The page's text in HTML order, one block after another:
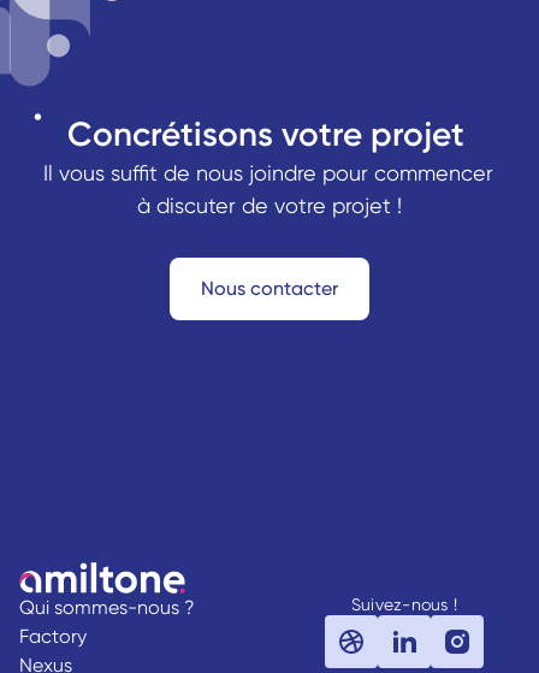
Concrétisons votre projet
Il vous suffit de nous joindre pour commencer
à discuter de votre projet !
Nous contacter
Suivez-nous !
Qui sommes-nous ?
Factory
Nexus